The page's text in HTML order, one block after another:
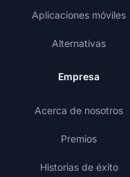
Aplicaciones móviles
Alternativas
Empresa
Acerca de nosotros
Premios
Historias de éxito